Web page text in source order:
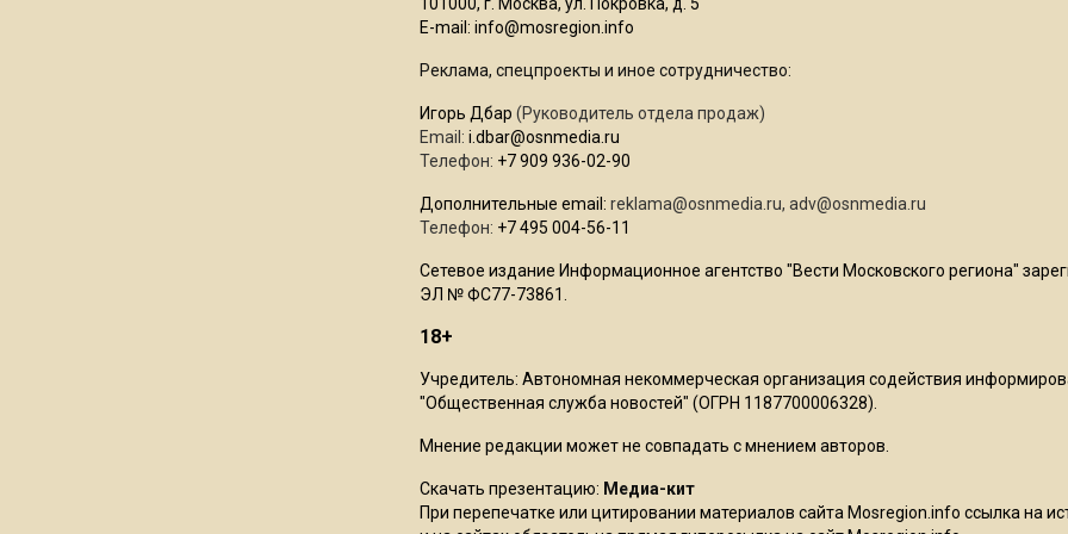
E-mail: info@mosregion.info
Реклама, спецпроекты и иное сотрудничество:
Игорь Дбар (Руководитель отдела продаж)
Email: i.dbar@osnmedia.ru
Телефон: +7 909 936-02-90
Дополнительные email: reklama@osnmedia.ru, adv@osnmedia.ru
Телефон: +7 495 004-56-11
Сетевое издание Информационное агентство "Вести Московского региона"
ЭЛ № ФС77-73861.
18+
Учредитель: Автономная некоммерческая организация содействия
"Общественная служба новостей" (ОГРН 1187700006328).
Мнение редакции может не совпадать с мнением авторов.
Скачать презентацию: Медиа-кит
При перепечатке или цитировании материалов сайта Mosregion.info ссылка на